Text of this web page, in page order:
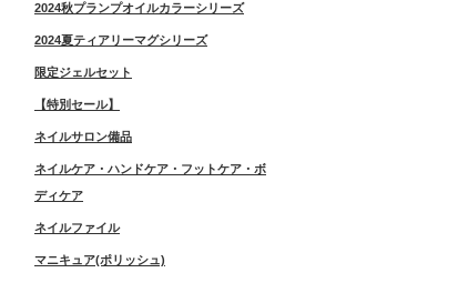
2024秋プランプオイルカラーシリーズ
2024夏ティアリーマグシリーズ
限定ジェルセット
【特別セール】
ネイルサロン備品
ネイルケア・ハンドケア・フットケア・ボ
ディケア
ネイルファイル
マニキュア(ポリッシュ)